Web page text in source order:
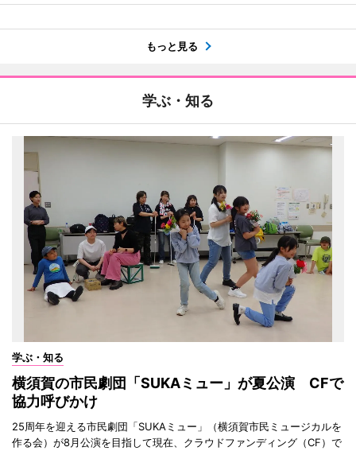
もっと見る
学ぶ・知る
学ぶ・知る
横須賀の市民劇団「SUKAミュー」が夏公演 CFで
協力呼びかけ
25周年を迎える市民劇団「SUKAミュー」（横須賀市民ミュージカルを
作る会）が8月公演を目指して現在、クラウドファンディング（CF）で